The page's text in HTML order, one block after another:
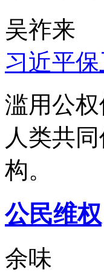
吴祚来
习近平
滥用公
人类共
构。
公民维权
余味